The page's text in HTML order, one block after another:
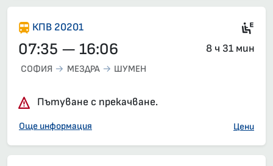
КПВ 20201
07:35 — 16:06 8 ч 31 мин
СОФИЯ МЕЗДРА ШУМЕН
Пътуване с прекачване.
Още информация Цени